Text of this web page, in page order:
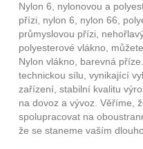
Nylon 6, nylonovou a
přízi, nylon 6, nylon 66,
průmyslovou přízi,
polyesterové vlákno,
Nylon vlákno, barevná
technickou sílu, vynikající
zařízení, stabilní kvalitu
na dovoz a vývoz. Věříme,
spolupracovat na
že se staneme vaším